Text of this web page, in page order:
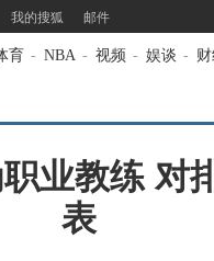
我的搜狐 邮件
育 - NBA - 视频 - 娱谈 -
业教练 对
表